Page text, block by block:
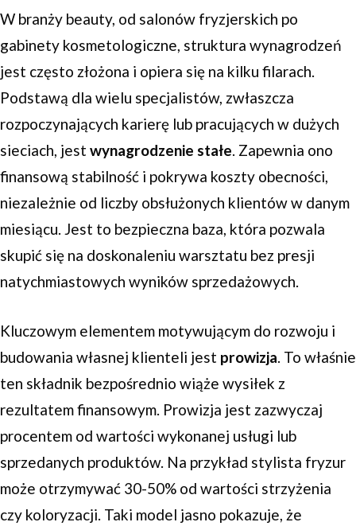
W branży beauty, od salonów fryzjerskich po
gabinety kosmetologiczne, struktura wynagrodzeń
jest często złożona i opiera się na kilku filarach.
Podstawą dla wielu specjalistów, zwłaszcza
rozpoczynających karierę lub pracujących w dużych
sieciach, jest wynagrodzenie stałe. Zapewnia ono
finansową stabilność i pokrywa koszty obecności,
niezależnie od liczby obsłużonych klientów w danym
miesiącu. Jest to bezpieczna baza, która pozwala
skupić się na doskonaleniu warsztatu bez presji
natychmiastowych wyników sprzedażowych.
Kluczowym elementem motywującym do rozwoju i
budowania własnej klienteli jest prowizja . To właśnie
ten składnik bezpośrednio wiąże wysiłek z
rezultatem finansowym. Prowizja jest zazwyczaj
procentem od wartości wykonanej usługi lub
sprzedanych produktów. Na przykład stylista fryzur
może otrzymywać 30-50% od wartości strzyżenia
czy koloryzacji. Taki model jasno pokazuje, że